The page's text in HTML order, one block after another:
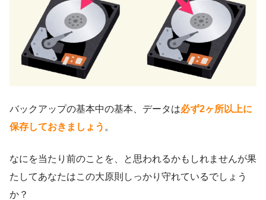
バックアップの基本中の基本、データは必ず2ヶ所以上に
保存しておきましょう 。
なにを当たり前のことを、と思われるかもしれませんが果
たしてあなたはこの大原則しっかり守れているでしょう
か？